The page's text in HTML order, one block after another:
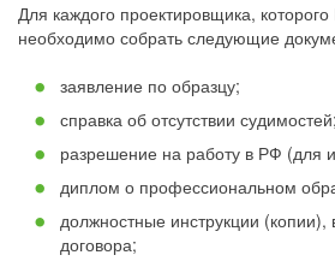
Для каждого проектировщика,
необходимо собрать следующие
заявление по образцу;
справка об отсутствии судимостей;
разрешение на работу в РФ (для
диплом о профессиональном
должностные инструкции (копии),
договора;